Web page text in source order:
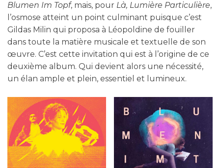
Blumen Im Topf, mais, pour Là, Lumière Particulière,
l’osmose atteint un point culminant puisque c’est
Gildas Milin qui proposa à Léopoldine de fouiller
dans toute la matière musicale et textuelle de son
œuvre. C’est cette invitation qui est à l’origine de ce
deuxième album. Qui devient alors une nécessité,
un élan ample et plein, essentiel et lumineux.